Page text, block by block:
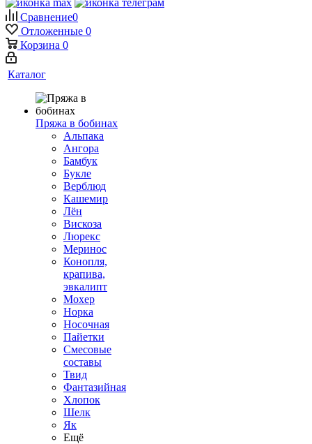
Сравнение0
Отложенные 0
Корзина 0
Каталог
Пряжа в бобинах
Альпака
Ангора
Бамбук
Букле
Верблюд
Кашемир
Лён
Вискоза
Люрекс
Меринос
Конопля,
крапива,
эвкалипт
Мохер
Норка
Носочная
Пайетки
Смесовые
составы
Твид
Фантазийная
Хлопок
Шелк
Як
Ещё